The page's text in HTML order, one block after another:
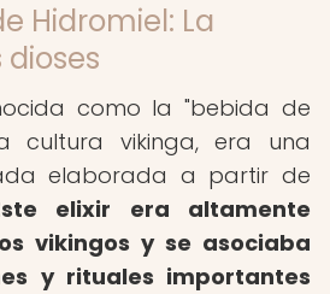
Hidromiel: La
como la "bebida de
cultura vikinga, era una
elaborada a partir de
elixir era altamente
vikingos y se asociaba
y rituales importantes